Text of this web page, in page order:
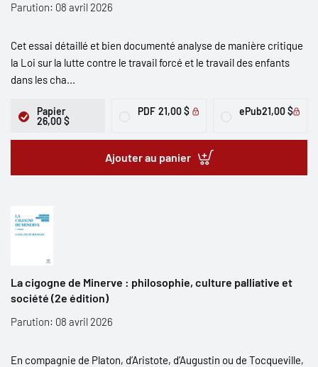
Parution: 08 avril 2026
Cet essai détaillé et bien documenté analyse de manière critique
la Loi sur la lutte contre le travail forcé et le travail des enfants
dans les cha...
Papier
26,00 $
PDF 21,00 $ ePub21,00 $
Ajouter au panier
La cigogne de Minerve : philosophie, culture palliative et
société (2e édition)
Parution: 08 avril 2026
En compagnie de Platon, d’Aristote, d’Augustin ou de Tocqueville,